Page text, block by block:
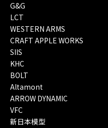
G&G
LCT
WESTERN ARMS
CRAFT APPLE WORKS
SIIS
KHC
BOLT
Altamont
ARROW DYNAMIC
VFC
新日本模型